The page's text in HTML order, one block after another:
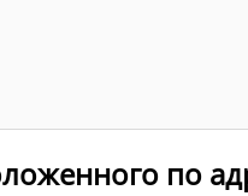
по